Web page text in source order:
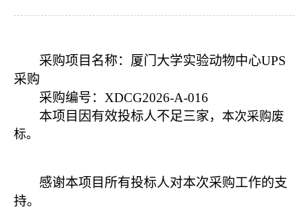
采购项目名称： 厦门大学实验动物中心UPS
采购
采购编号： XDCG2026-A-016
本项目因有效投标人不足三家， 本次采购废
标。
感谢本项目所有投标人对本次采购工作的支
持。